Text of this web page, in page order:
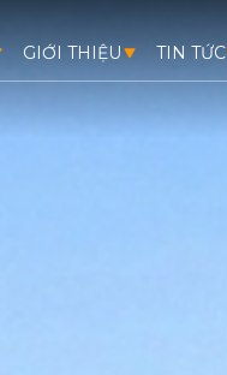
GIỚI THIỆU TIN TỨC